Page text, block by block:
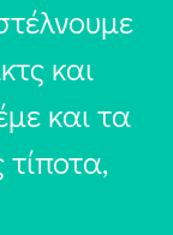
και
και τα